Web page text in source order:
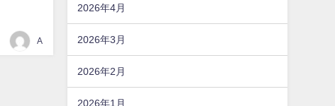
A
2026年4月
2026年3月
2026年2月
2026年1月